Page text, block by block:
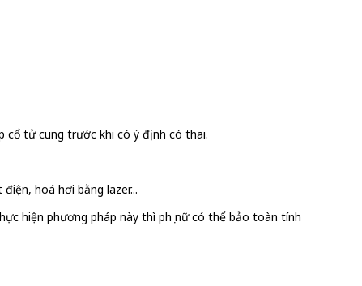
cổ tử cung trước khi có ý định có thai.
hoá hơi bằng lazer...
hiện phương pháp này thì phụ nữ có thể bảo toàn tính